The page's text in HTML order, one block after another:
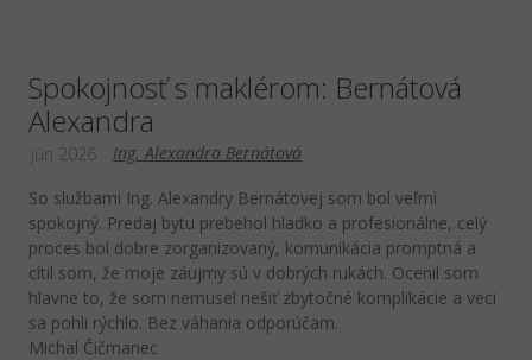
Spokojnosť s maklérom: Bernátová
Alexandra
Ing. Alexandra Bernátová
jún 2026
So službami Ing. Alexandry Bernátovej som bol veľmi
spokojný. Predaj bytu prebehol hladko a profesionálne, celý
proces bol dobre zorganizovaný, komunikácia promptná a
cítil som, že moje záujmy sú v dobrých rukách. Ocenil som
hlavne to, že som nemusel riešiť zbytočné komplikácie a veci
sa pohli rýchlo. Bez váhania odporúčam.
Michal Čičmanec